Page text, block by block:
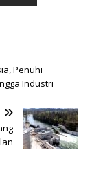
Penuhi
Industri